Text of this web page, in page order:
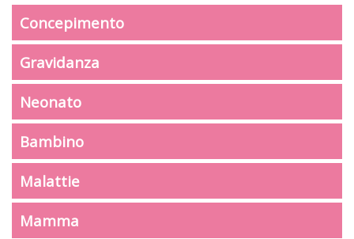
Concepimento
Gravidanza
Neonato
Bambino
Malattie
Mamma